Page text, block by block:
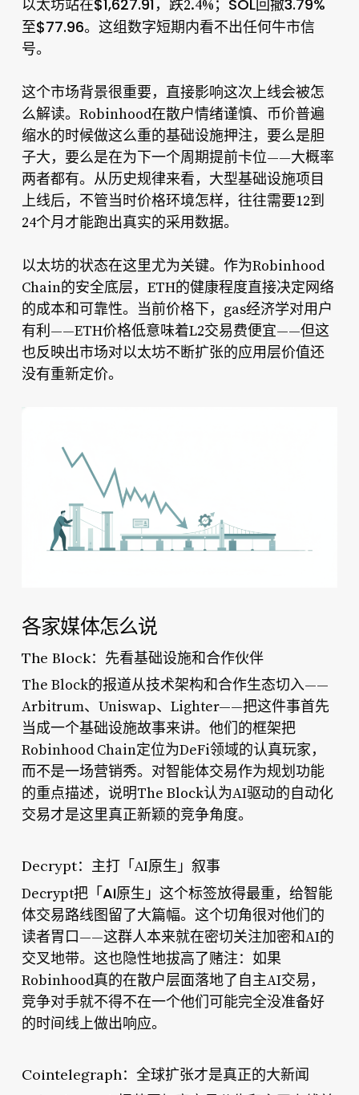
以太坊站在$1,627.91，跌2.4%； SOL回撤3.79%
至$77.96。这组数字短期内看不出任何牛市信
号。
这个市场背景很重要，直接影响这次上线会被怎
么解读。Robinhood在散户情绪谨慎、币价普遍
缩水的时候做这么重的基础设施押注，要么是胆
子大，要么是在为下一个周期提前卡位——大概率
两者都有。从历史规律来看，大型基础设施项目
上线后，不管当时价格环境怎样，往往需要12到
24个月才能跑出真实的采用数据。
以太坊的状态在这里尤为关键。作为Robinhood
Chain的安全底层，ETH的健康程度直接决定网络
的成本和可靠性。当前价格下，gas经济学对用户
有利——ETH价格低意味着L2交易费便宜——但这
也反映出市场对以太坊不断扩张的应用层价值还
没有重新定价。
各家媒体怎么说
The Block：先看基础设施和合作伙伴
The Block的报道从技术架构和合作生态切入——
Arbitrum、Uniswap、Lighter——把这件事首先
当成一个基础设施故事来讲。他们的框架把
Robinhood Chain定位为DeFi领域的认真玩家，
而不是一场营销秀。对智能体交易作为规划功能
的重点描述，说明The Block认为AI驱动的自动化
交易才是这里真正新颖的竞争角度。
Decrypt：主打「AI原生」叙事
Decrypt把「AI原生」 这个标签放得最重，给智能
体交易路线图留了大篇幅。这个切角很对他们的
读者胃口——这群人本来就在密切关注加密和AI的
交叉地带。这也隐性地拔高了赌注：如果
Robinhood真的在散户层面落地了自主AI交易，
竞争对手就不得不在一个他们可能完全没准备好
的时间线上做出响应。
Cointelegraph：全球扩张才是真正的大新闻